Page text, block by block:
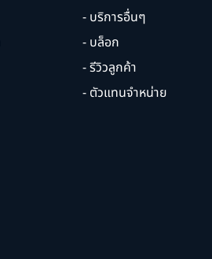
- บริการอื่นๆ
- บล็อก
- รีวิวลูกค้า
- ตัวแทนจำหน่าย